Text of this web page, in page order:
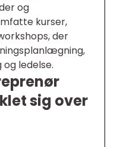
og
kurser,
der
ledelse.
sig over